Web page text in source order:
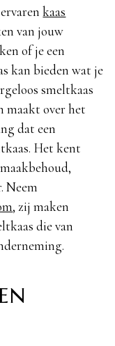
kaas
van jouw
of je een
kan bieden wat je
smeltkaas
maakt over het
dat een
Het kent
Neem
, zij maken
die van